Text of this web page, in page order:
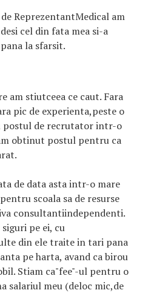
ReprezentantMedical am
cel din fata mea si-a
la sfarsit.
am stiutceea ce caut. Fara
pic de experienta,peste o
postul de recrutator intr-o
obtinut postul pentru ca
de data asta intr-o mare
scoala sa de resurse
consultantiindependenti.
pe ei, cu
din ele traite in tari pana
pe harta, avand ca birou
Stiam ca"fee"-ul pentru o
salariul meu (deloc mic,de